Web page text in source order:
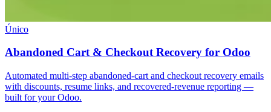
Único
Abandoned Cart & Checkout Recovery for Odoo
Automated multi-step abandoned-cart and checkout recovery emails
with discounts, resume links, and recovered-revenue reporting —
built for your Odoo.